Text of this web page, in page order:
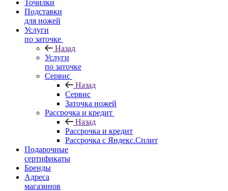
Точилки
Подставки
для ножей
Услуги
по заточке
Назад
Услуги
по заточке
Сервис
Назад
Сервис
Заточка ножей
Рассрочка и кредит
Назад
Рассрочка и кредит
Рассрочка с Яндекс.Сплит
Подарочные
сертификаты
Бренды
Адреса
магазинов